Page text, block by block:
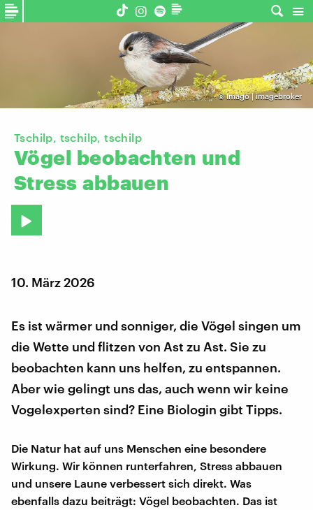
©Imago | imagebroker
Tschilp, tschilp, tschilp
Vögel beobachten und
Stress abbauen
10. März 2026
Es ist wärmer und sonniger, die Vögel singen um
die Wette und flitzen von Ast zu Ast. Sie zu
beobachten kann uns helfen, zu entspannen.
Aber wie gelingt uns das, auch wenn wir keine
Vogelexperten sind? Eine Biologin gibt Tipps.
Die Natur hat auf uns Menschen eine besondere
Wirkung. Wir können runterfahren, Stress abbauen
und unsere Laune verbessert sich direkt. Was
ebenfalls dazu beiträgt: Vögel beobachten. Das ist